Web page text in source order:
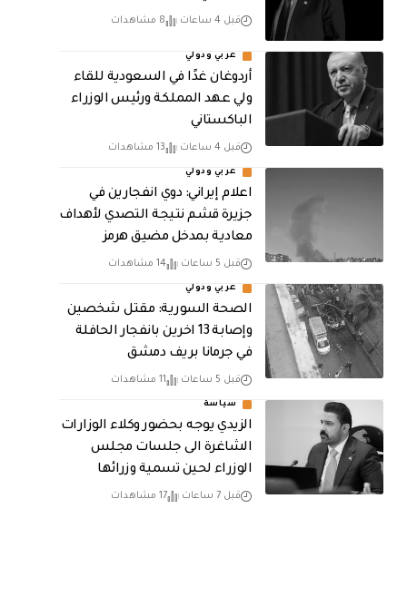
قبل 4 ساعات 8 مشاهدات
عربي ودولي
أردوغان غدًا في السعودية للقاء
ولي عهد المملكة ورئيس الوزراء
الباكستاني
قبل 4 ساعات 13 مشاهدات
عربي ودولي
اعلام إيراني: دوي انفجارين في
جزيرة قشم نتيجة التصدي لأهداف
معادية بمدخل مضيق هرمز
قبل 5 ساعات 14 مشاهدات
عربي ودولي
الصحة السورية: مقتل شخصين
وإصابة 13 اخرين بانفجار الحافلة
في جرمانا بريف دمشق
قبل 5 ساعات 11 مشاهدات
سياسة
الزيدي يوجه بحضور وكلاء الوزارات
الشاغرة الى جلسات مجلس
الوزراء لحين تسمية وزرائها
قبل 7 ساعات 17 مشاهدات